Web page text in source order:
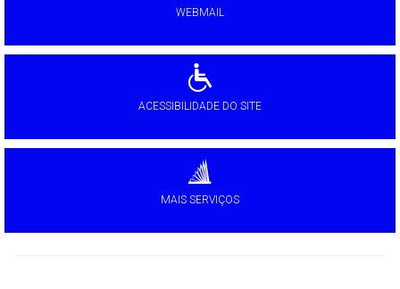
WEBMAIL
ACESSIBILIDADE DO SITE
MAIS SERVIÇOS